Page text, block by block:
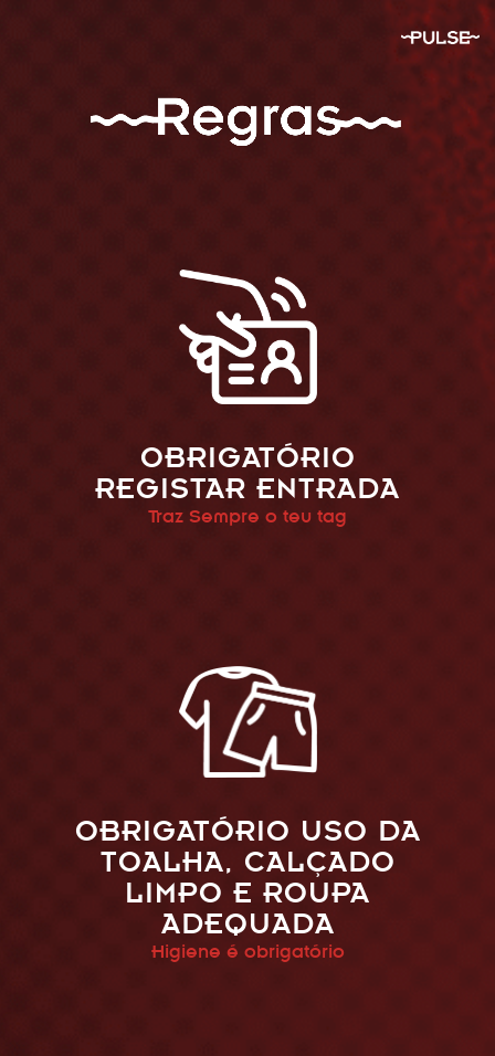
OBRIGATÓRIO
REGISTAR ENTRADA
Traz Sempre o teu tag
OBRIGATÓRIO USO DA
TOALHA, CALÇADO
LIMPO E ROUPA
ADEQUADA
Higiene é obrigatório